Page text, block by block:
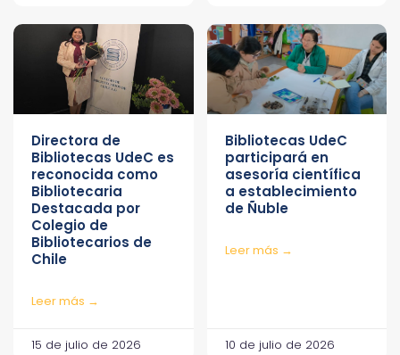
Directora de
Bibliotecas UdeC es
reconocida como
Bibliotecaria
Destacada por
Colegio de
Bibliotecarios de
Chile
Leer más →
15 de julio de 2026
Bibliotecas UdeC
participará en
asesoría científica
a establecimiento
de Ñuble
Leer más →
10 de julio de 2026